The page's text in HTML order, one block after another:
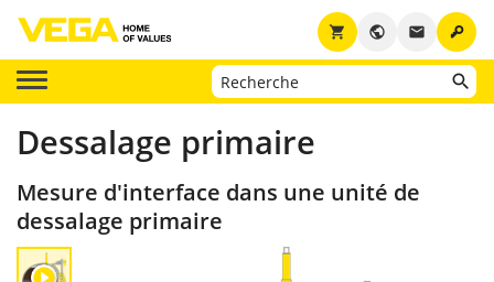
key
email
public
shopping_cart
Dessalage primaire
Mesure d'interface dans une unité de
dessalage primaire